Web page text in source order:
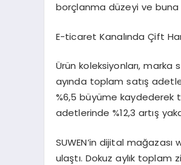
borçlanma düzeyi ve
E-ticaret Kanalında Çift
Ürün koleksiyonları,
ayında toplam satış
%6,5 büyüme kaydederek
adetlerinde %12,3 artış
SUWEN’in dijital mağazası
ulaştı. Dokuz aylık toplam